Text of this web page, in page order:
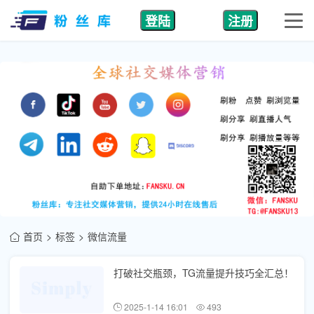
登陆 注册
首页 标签 微信流量
打破社交瓶颈，TG流量提升技巧全汇总！
2025-1-14 16:01 493